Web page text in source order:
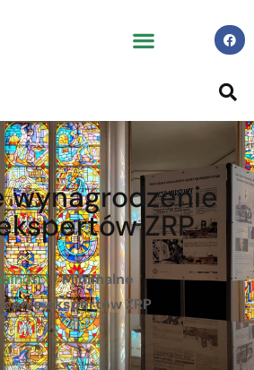
wynagrodzenie
ZRP
/Minimalne
ekspertów ZRP